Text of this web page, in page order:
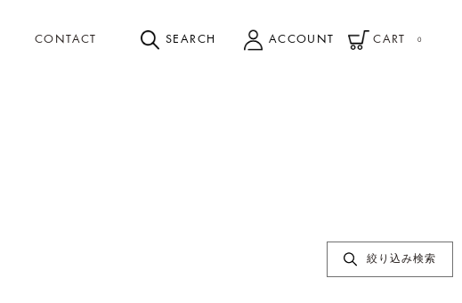
CONTACT SEARCH ACCOUNT CART 0
絞り込み検索